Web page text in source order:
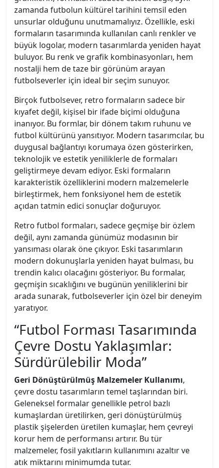
zamanda futbolun kültürel tarihini temsil eden
unsurlar olduğunu unutmamalıyız. Özellikle, eski
formaların tasarımında kullanılan canlı renkler ve
büyük logolar, modern tasarımlarda yeniden hayat
buluyor. Bu renk ve grafik kombinasyonları, hem
nostalji hem de taze bir görünüm arayan
futbolseverler için ideal bir seçim sunuyor.
Birçok futbolsever, retro formaların sadece bir
kıyafet değil, kişisel bir ifade biçimi olduğuna
inanıyor. Bu formlar, bir dönem takım ruhunu ve
futbol kültürünü yansıtıyor. Modern tasarımcılar, bu
duygusal bağlantıyı korumaya özen gösterirken,
teknolojik ve estetik yeniliklerle de formaları
geliştirmeye devam ediyor. Eski formaların
karakteristik özelliklerini modern malzemelerle
birleştirmek, hem fonksiyonel hem de estetik
açıdan tatmin edici sonuçlar doğuruyor.
Retro futbol formaları, sadece geçmişe bir özlem
değil, aynı zamanda günümüz modasının bir
yansıması olarak öne çıkıyor. Eski tasarımların
modern dokunuşlarla yeniden hayat bulması, bu
trendin kalıcı olacağını gösteriyor. Bu formalar,
geçmişin sıcaklığını ve bugünün yeniliklerini bir
arada sunarak, futbolseverler için özel bir deneyim
yaratıyor.
“Futbol Forması Tasarımında
Çevre Dostu Yaklaşımlar:
Sürdürülebilir Moda”
Geri Dönüştürülmüş Malzemeler Kullanımı,
çevre dostu tasarımların temel taşlarından biri.
Geleneksel formalar genellikle petrol bazlı
kumaşlardan üretilirken, geri dönüştürülmüş
plastik şişelerden üretilen kumaşlar, hem çevreyi
korur hem de performansı artırır. Bu tür
malzemeler, fosil yakıtların kullanımını azaltır ve
atık miktarını minimumda tutar.